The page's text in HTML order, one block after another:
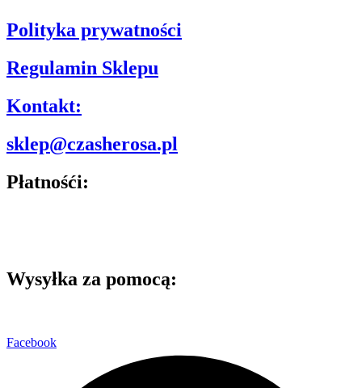
Polityka prywatności
Regulamin Sklepu
Kontakt:
sklep@czasherosa.pl
Płatnośći:
Wysyłka za pomocą:
Facebook